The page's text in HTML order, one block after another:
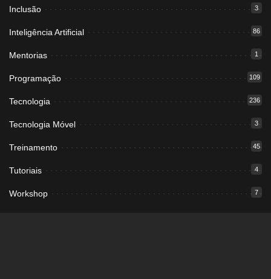
Inclusão 3
Inteligência Artificial 86
Mentorias 1
Programação 109
Tecnologia 236
Tecnologia Móvel 3
Treinamento 45
Tutoriais 4
Workshop 7